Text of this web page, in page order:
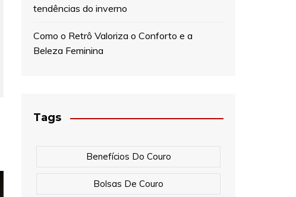
tendências do inverno
Como o Retrô Valoriza o Conforto e a
Beleza Feminina
Tags
Benefícios Do Couro
Bolsas De Couro